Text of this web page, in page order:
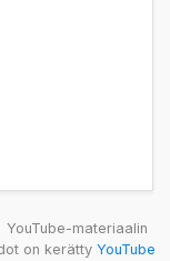
YouTube-materiaalin
on kerätty YouTube